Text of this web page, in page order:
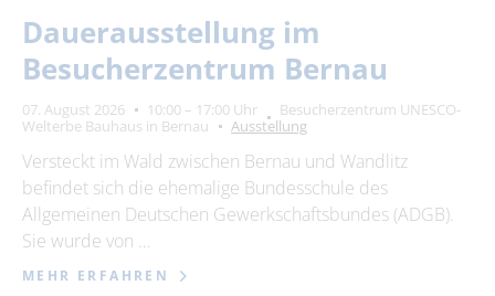
Dauerausstellung im
Besucherzentrum Bernau
07. August 2026 10:00 – 17:00 Uhr
Besucherzentrum UNESCO-
Welterbe Bauhaus in Bernau
Ausstellung
Versteckt im Wald zwischen Bernau und Wandlitz
befindet sich die ehemalige Bundesschule des
Allgemeinen Deutschen Gewerkschaftsbundes (ADGB).
Sie wurde von …
MEHR ERFAHREN